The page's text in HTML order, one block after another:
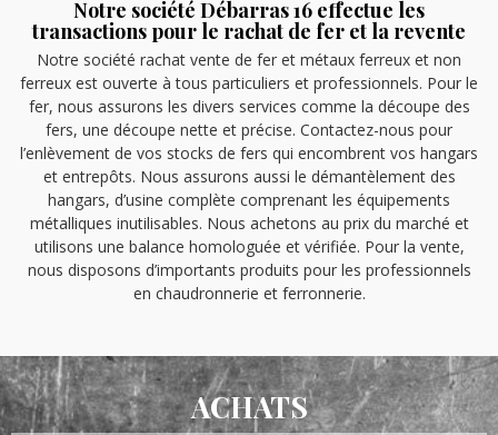
Notre société Débarras 16 effectue les
transactions pour le rachat de fer et la revente
Notre société rachat vente de fer et métaux ferreux et non
ferreux est ouverte à tous particuliers et professionnels. Pour le
fer, nous assurons les divers services comme la découpe des
fers, une découpe nette et précise. Contactez-nous pour
l’enlèvement de vos stocks de fers qui encombrent vos hangars
et entrepôts. Nous assurons aussi le démantèlement des
hangars, d’usine complète comprenant les équipements
métalliques inutilisables. Nous achetons au prix du marché et
utilisons une balance homologuée et vérifiée. Pour la vente,
nous disposons d’importants produits pour les professionnels
en chaudronnerie et ferronnerie.
ACHATS